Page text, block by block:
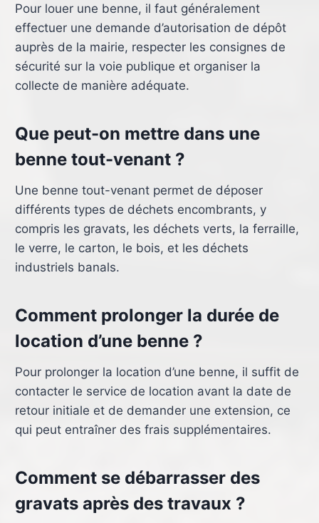
Pour louer une benne, il faut généralement
effectuer une demande d’autorisation de dépôt
auprès de la mairie, respecter les consignes de
sécurité sur la voie publique et organiser la
collecte de manière adéquate.
Que peut-on mettre dans une
benne tout-venant ?
Une benne tout-venant permet de déposer
différents types de déchets encombrants, y
compris les gravats, les déchets verts, la ferraille,
le verre, le carton, le bois, et les déchets
industriels banals.
Comment prolonger la durée de
location d’une benne ?
Pour prolonger la location d’une benne, il suffit de
contacter le service de location avant la date de
retour initiale et de demander une extension, ce
qui peut entraîner des frais supplémentaires.
Comment se débarrasser des
gravats après des travaux ?